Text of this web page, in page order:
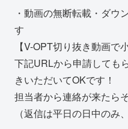
・動画の無断転載・ダウ
す
【V-OPT切り抜き動画で
下記URLから申請しても
きいただいてOKです！
担当者から連絡が来たら
（返信は平日の日中のみ